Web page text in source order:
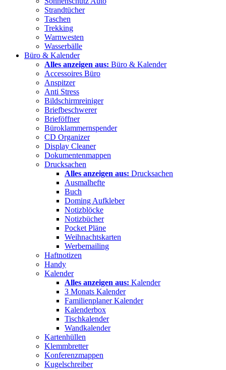
Strandtücher
Taschen
Trekking
Warnwesten
Wasserbälle
Büro & Kalender
Alles anzeigen aus: Büro & Kalender
Accessoires Büro
Anspitzer
Anti Stress
Bildschirmreiniger
Briefbeschwerer
Brieföffner
Büroklammernspender
CD Organizer
Display Cleaner
Dokumentenmappen
Drucksachen
Alles anzeigen aus: Drucksachen
Ausmalhefte
Buch
Doming Aufkleber
Notizblöcke
Notizbücher
Pocket Pläne
Weihnachtskarten
Werbemailing
Haftnotizen
Handy
Kalender
Alles anzeigen aus: Kalender
3 Monats Kalender
Familienplaner Kalender
Kalenderbox
Tischkalender
Wandkalender
Kartenhüllen
Klemmbretter
Konferenzmappen
Kugelschreiber